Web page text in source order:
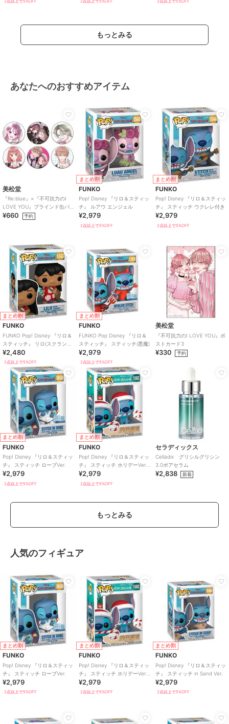
2点以上で5%OFF 2点以上で5%OFF 2点以上で5%OFF
もっとみる
あなたへのおすすめアイテム
美松堂
『Re:blue』×『不可抗力のI
LOVE YOU』ブラインド缶バ
ッジ（全6種）
¥660 予約
まとめ割
FUNKO
Pop! Disney 『リロ＆スティッ
チ』 ルアウ エンジェル
¥2,979
2点以上で5%OFF
まとめ割
FUNKO
Pop! Disney 『リロ＆スティッ
チ』 スティッチ ウクレレ付き
¥2,979
2点以上で5%OFF
まとめ割
FUNKO
FUNKO Pop! Disney 『リロ＆
スティッチ』 リロ(スクランプ
付き)
¥2,480
2点以上で5%OFF
まとめ割
FUNKO
FUNKO Pop Disney 『リロ＆
スティッチ』 スティッチ(悪魔)
¥2,979
2点以上で5%OFF
美松堂
『不可抗力のI LOVE YOU』ポ
ストカード3
¥330 予約
まとめ割
FUNKO
Pop! Disney 『リロ＆スティッ
チ』 スティッチ ローブVer.
¥2,979
2点以上で5%OFF
まとめ割
FUNKO
Pop! Disney 『リロ＆スティッ
チ』 スティッチ ホリデーVer.
キャンディケーン付き
¥2,979
2点以上で5%OFF
セラディックス
Celladix グリシルグリシン
3.0ポアセラム
¥2,838 新着
もっとみる
人気のフィギュア
まとめ割
FUNKO
Pop! Disney 『リロ＆スティッ
チ』 スティッチ ローブVer.
¥2,979
2点以上で5%OFF
まとめ割
FUNKO
Pop! Disney 『リロ＆スティッ
チ』 スティッチ ホリデーVer.
キャンディケーン付き
¥2,979
2点以上で5%OFF
まとめ割
FUNKO
Pop! Disney 『リロ＆スティッ
チ』 スティッチ in Sand Ver.
¥2,979
2点以上で5%OFF